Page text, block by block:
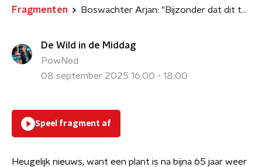
Fragmenten Boswachter Arjan: "Bijzonder dat dit teruggevonden is"
De Wild in de Middag
PowNed
08 september 2025 16:00 - 18:00
Speel fragment af
Heugelijk nieuws, want een plant is na bijna 65 jaar weer